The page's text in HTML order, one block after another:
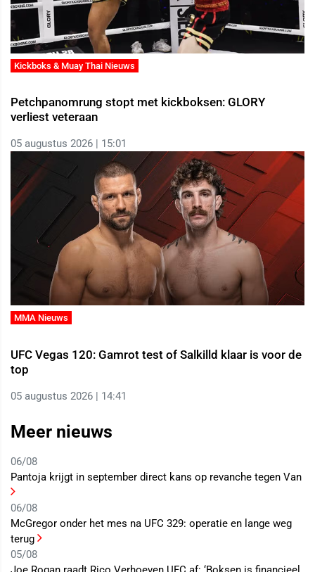
Kickboks & Muay Thai Nieuws
Petchpanomrung stopt met kickboksen: GLORY
verliest veteraan
05 augustus 2026 | 15:01
MMA Nieuws
UFC Vegas 120: Gamrot test of Salkilld klaar is voor de
top
05 augustus 2026 | 14:41
Meer nieuws
06/08
Pantoja krijgt in september direct kans op revanche tegen Van
06/08
McGregor onder het mes na UFC 329: operatie en lange weg
terug
05/08